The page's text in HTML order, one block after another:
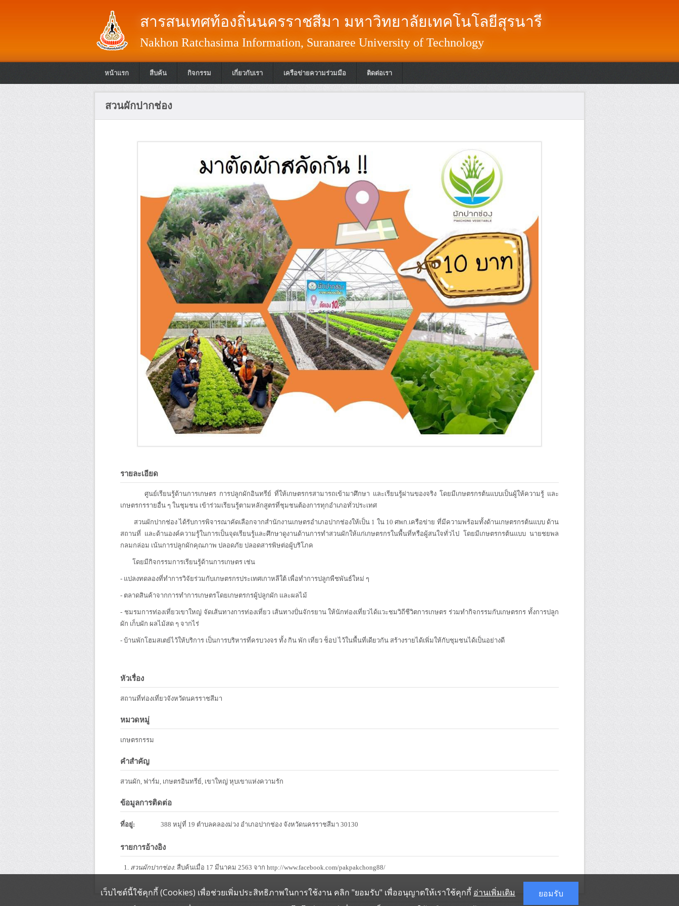
สารสนเทศท้องถิ่นนครราชสีมา มหาวิทยาลัยเทคโนโลยีสุรนารี
Nakhon Ratchasima Information, Suranaree University of Technology
หน้าแรก สืบค้น กิจกรรม เกี่ยวกับเรา เครือข่ายความร่วมมือ ติดต่อเรา
สวนผักปากช่อง
รายละเอียด
ศูนย์เรียนรู้ด้านการเกษตร การปลูกผักอินทรีย์ ที่ให้เกษตรกรสามารถเข้ามาศึกษา และเรียนรู้ผ่านของจริง โดยมีเกษตรกรต้นแบบเป็นผู้ให้ความรู้ และ
เกษตรกรรายอื่น ๆ ในชุมชน เข้าร่วมเรียนรู้ตามหลักสูตรที่ชุมชนต้องการทุกอำเภอทั่วประเทศ
สวนผักปากช่อง ได้รับการพิจารณาคัดเลือกจากสำนักงานเกษตรอำเภอปากช่องให้เป็น 1 ใน 10 ศพก.เครือข่าย ที่มีความพร้อมทั้งด้านเกษตรกรต้นแบบ ด้าน
สถานที่ และด้านองค์ความรู้ในการเป็นจุดเรียนรู้และศึกษาดูงานด้านการทำสวนผักให้แก่เกษตรกรในพื้นที่หรือผู้สนใจทั่วไป โดยมีเกษตรกรต้นแบบ นายชยพล
กลมกล่อม เน้นการปลูกผักคุณภาพ ปลอดภัย ปลอดสารพิษต่อผู้บริโภค
โดยมีกิจกรรมการเรียนรู้ด้านการเกษตร เช่น
- แปลงทดลองที่ทำการวิจัยร่วมกับเกษตรกรประเทศเกาหลีใต้ เพื่อทำการปลูกพืชพันธ์ใหม่ ๆ
- ตลาดสินค้าจากการทำการเกษตรโดยเกษตรกรผู้ปลูกผัก และผลไม้
- ชมรมการท่องเที่ยวเขาใหญ่ จัดเส้นทางการท่องเที่ยว เส้นทางปั่นจักรยาน ให้นักท่องเที่ยวได้แวะชมวิถีชีวิตการเกษตร ร่วมทำกิจกรรมกับเกษตรกร ทั้งการปลูก
ผัก เก็บผัก ผลไม้สด ๆ จากไร่
- บ้านพักโฮมสเตย์ไว้ให้บริการ เป็นการบริหารที่ครบวงจร ทั้ง กิน พัก เที่ยว ช็อป ไว้ในพื้นที่เดียวกัน สร้างรายได้เพิ่มให้กับชุมชนได้เป็นอย่างดี
หัวเรื่อง
สถานที่ท่องเที่ยวจังหวัดนครราชสีมา
หมวดหมู่
เกษตรกรรม
คำสำคัญ
สวนผัก, ฟาร์ม, เกษตรอินทรีย์, เขาใหญ่ หุบเขาแห่งความรัก
ข้อมูลการติดต่อ
ที่อยู่: 388 หมู่ที่ 19 ตำบลคลองม่วง อำเภอปากช่อง จังหวัดนครราชสีมา 30130
รายการอ้างอิง
สวนผักปากช่อง. สืบค้นเมื่อ 17 มีนาคม 2563 จาก http://www.facebook.com/pakpakchong88/
เว็บไซต์นี้ใช้คุกกี้ (Cookies) เพื่อช่วยเพิ่มประสิทธิภาพในการใช้งาน คลิก "ยอมรับ" เพื่ออนุญาตให้เราใช้คุกกี้ อ่านเพิ่มเติม
ยอมรับ